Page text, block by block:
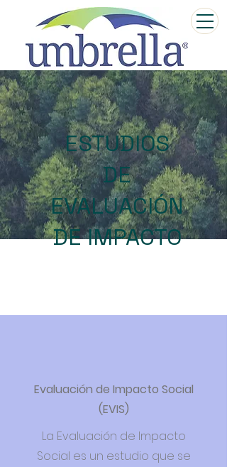
ESTUDIOS
DE
EVALUACIÓN
DE IMPACTO
Evaluación de Impacto Social
(EVIS)
La Evaluación de Impacto
Social es un estudio que se